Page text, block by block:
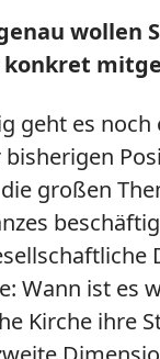
wollen
konkret
geht es
großen
Wann ist es
Kirche ihre